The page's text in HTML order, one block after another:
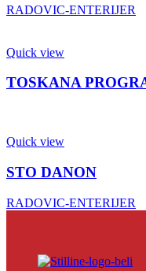
RADOVIC-ENTERIJER
Quick view
TOSKANA
Quick view
STO DANON
RADOVIC-ENTERIJER